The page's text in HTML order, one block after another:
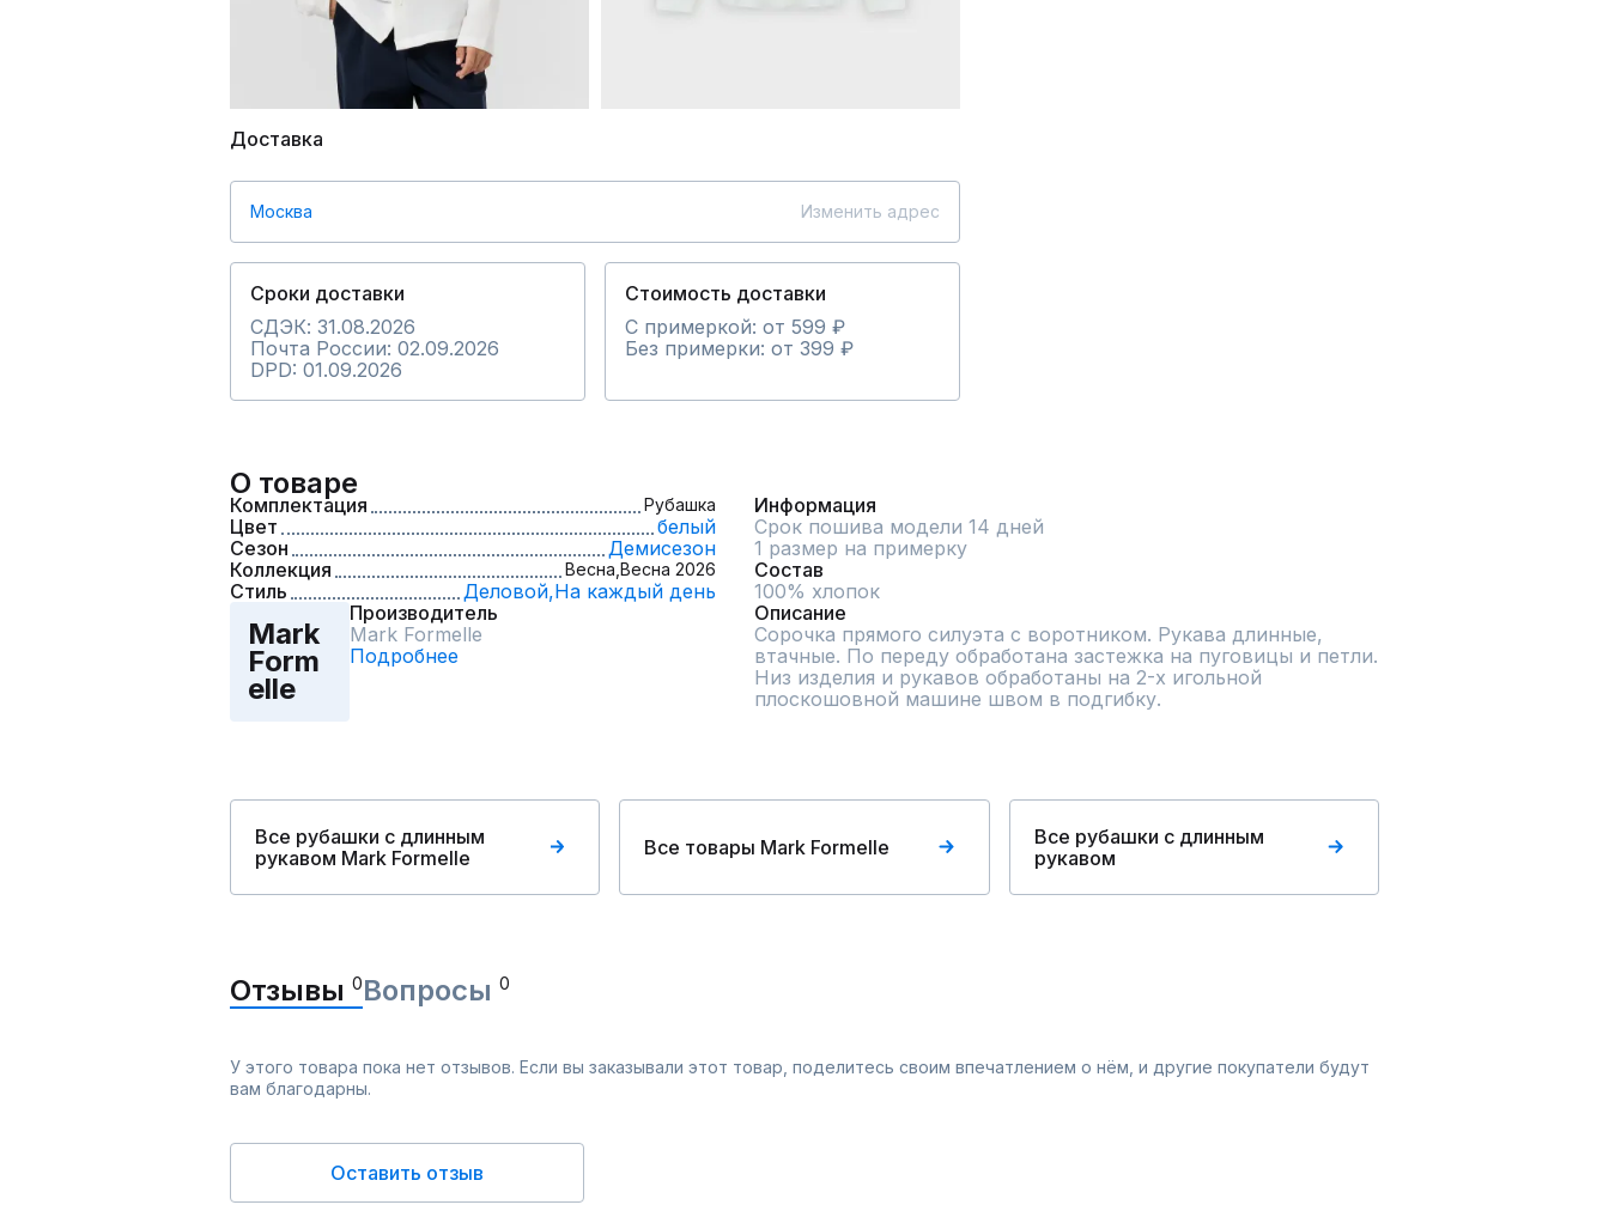
Доставка
Москва Изменить адрес
Сроки доставки
СДЭК: 31.08.2026
Почта России: 02.09.2026
DPD: 01.09.2026
Стоимость доставки
С примеркой: от 599 ₽
Без примерки: от 399 ₽
О товаре
Комплектация Рубашка
Цвет
белый
Сезон
Демисезон
Коллекция
Весна, Весна 2026
Стиль Деловой,На каждый день
Mark
Form
elle
Производитель
Mark Formelle
Подробнее
Информация
Срок пошива модели 14 дней
1 размер на примерку
Состав
100% хлопок
Описание
Сорочка прямого силуэта с воротником. Рукава длинные,
втачные. По переду обработана застежка на пуговицы и петли.
Низ изделия и рукавов обработаны на 2-х игольной
плоскошовной машине швом в подгибку.
Все рубашки с длинным
рукавом Mark Formelle
Все товары Mark Formelle
Все рубашки с длинным
рукавом
Отзывы 0Вопросы 0
У этого товара пока нет отзывов. Если вы заказывали этот товар, поделитесь своим впечатлением о нём, и другие покупатели будут
вам благодарны.
Оставить отзыв